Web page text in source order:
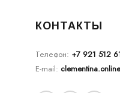
КОНТАКТЫ
Телефон: +7 921 512
E-mail: